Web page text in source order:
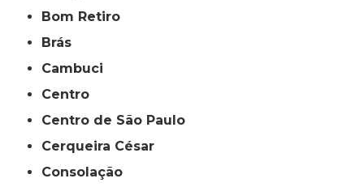
Bom Retiro
Brás
Cambuci
Centro
Centro de São Paulo
Cerqueira César
Consolação